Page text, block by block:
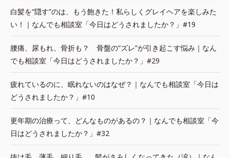
白髪を“隠す”のは、もう飽きた！私らしくグレイヘアを楽しみた
い！｜なんでも相談室「今日はどうされましたか？」#19
腰痛、尿もれ、骨折も？ 骨盤の“ズレ”が引き起こす悩み｜なん
でも相談室「今日はどうされましたか？」#29
疲れているのに、眠れないのはなぜ？｜なんでも相談室「今日は
どうされましたか？」#10
更年期の治療って、どんなものがあるの？｜なんでも相談室「今
日はどうされましたか？」#32